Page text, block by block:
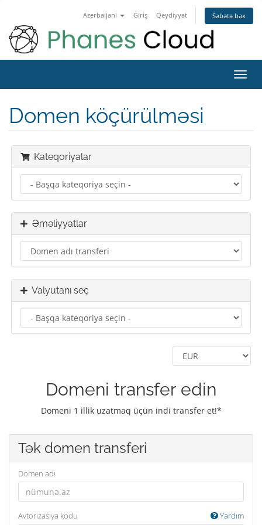
Azerbaijani Giriş Qeydiyyat Səbətə bax
keçid
Domen köçürülməsi
Kateqoriyalar
Əməliyyatlar
Valyutanı seç
Domeni transfer edin
Domeni 1 illik uzatmaq üçün indi transfer et!*
Tək domen transferi
Domen adı
Avtorizasiya kodu Yardım